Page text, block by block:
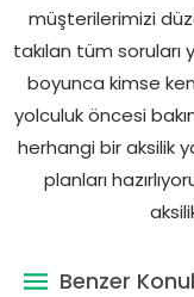
müşterilerimizi
takılan tüm soruları
boyunca kimse
yolculuk öncesi
herhangi bir aksilik
planları
Benzer